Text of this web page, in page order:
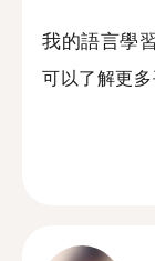
我的語言學
可以了解更多